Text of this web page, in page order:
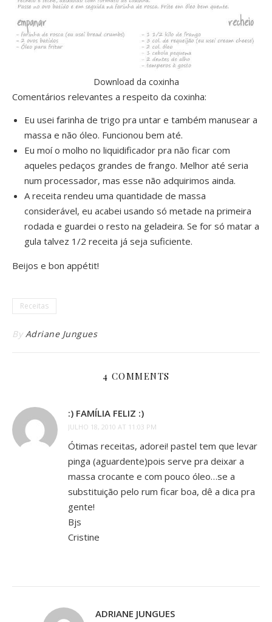
Download da coxinha
Comentários relevantes a respeito da coxinha:
Eu usei farinha de trigo pra untar e também manusear a
massa e não óleo. Funcionou bem até.
Eu moí o molho no liquidificador pra não ficar com
aqueles pedaços grandes de frango. Melhor até seria
num processador, mas esse não adquirimos ainda.
A receita rendeu uma quantidade de massa
considerável, eu acabei usando só metade na primeira
rodada e guardei o resto na geladeira. Se for só matar a
gula talvez 1/2 receita já seja suficiente.
Beijos e bon appétit!
Receitas
By Adriane Jungues
4 COMMENTS
:) FAMÍLIA FELIZ :)
JULHO 18, 2010 AT 11:03 PM
Ótimas receitas, adorei! pastel tem que levar
pinga (aguardente)pois serve pra deixar a
massa crocante e com pouco óleo…se a
substituição pelo rum ficar boa, dê a dica pra
gente!
Bjs
Cristine
ADRIANE JUNGUES